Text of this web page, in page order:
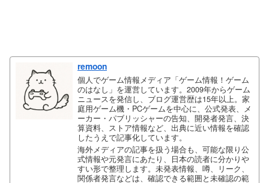
remoon
個人でゲーム情報メディア「ゲーム情報！ゲーム
のはなし」を運営しています。2009年からゲーム
ニュースを発信し、ブログ運営歴は15年以上。家
庭用ゲーム機・PCゲームを中心に、公式発表、メ
ーカー・パブリッシャーの告知、開発者発言、決
算資料、ストア情報など、出典に近い情報を確認
したうえで記事化しています。
海外メディアの記事を扱う場合も、可能な限り公
式情報や元発言にあたり、日本の読者に分かりや
すい形で整理します。未発表情報、噂、リーク、
関係者発言などは、確認できる範囲と未確認の範